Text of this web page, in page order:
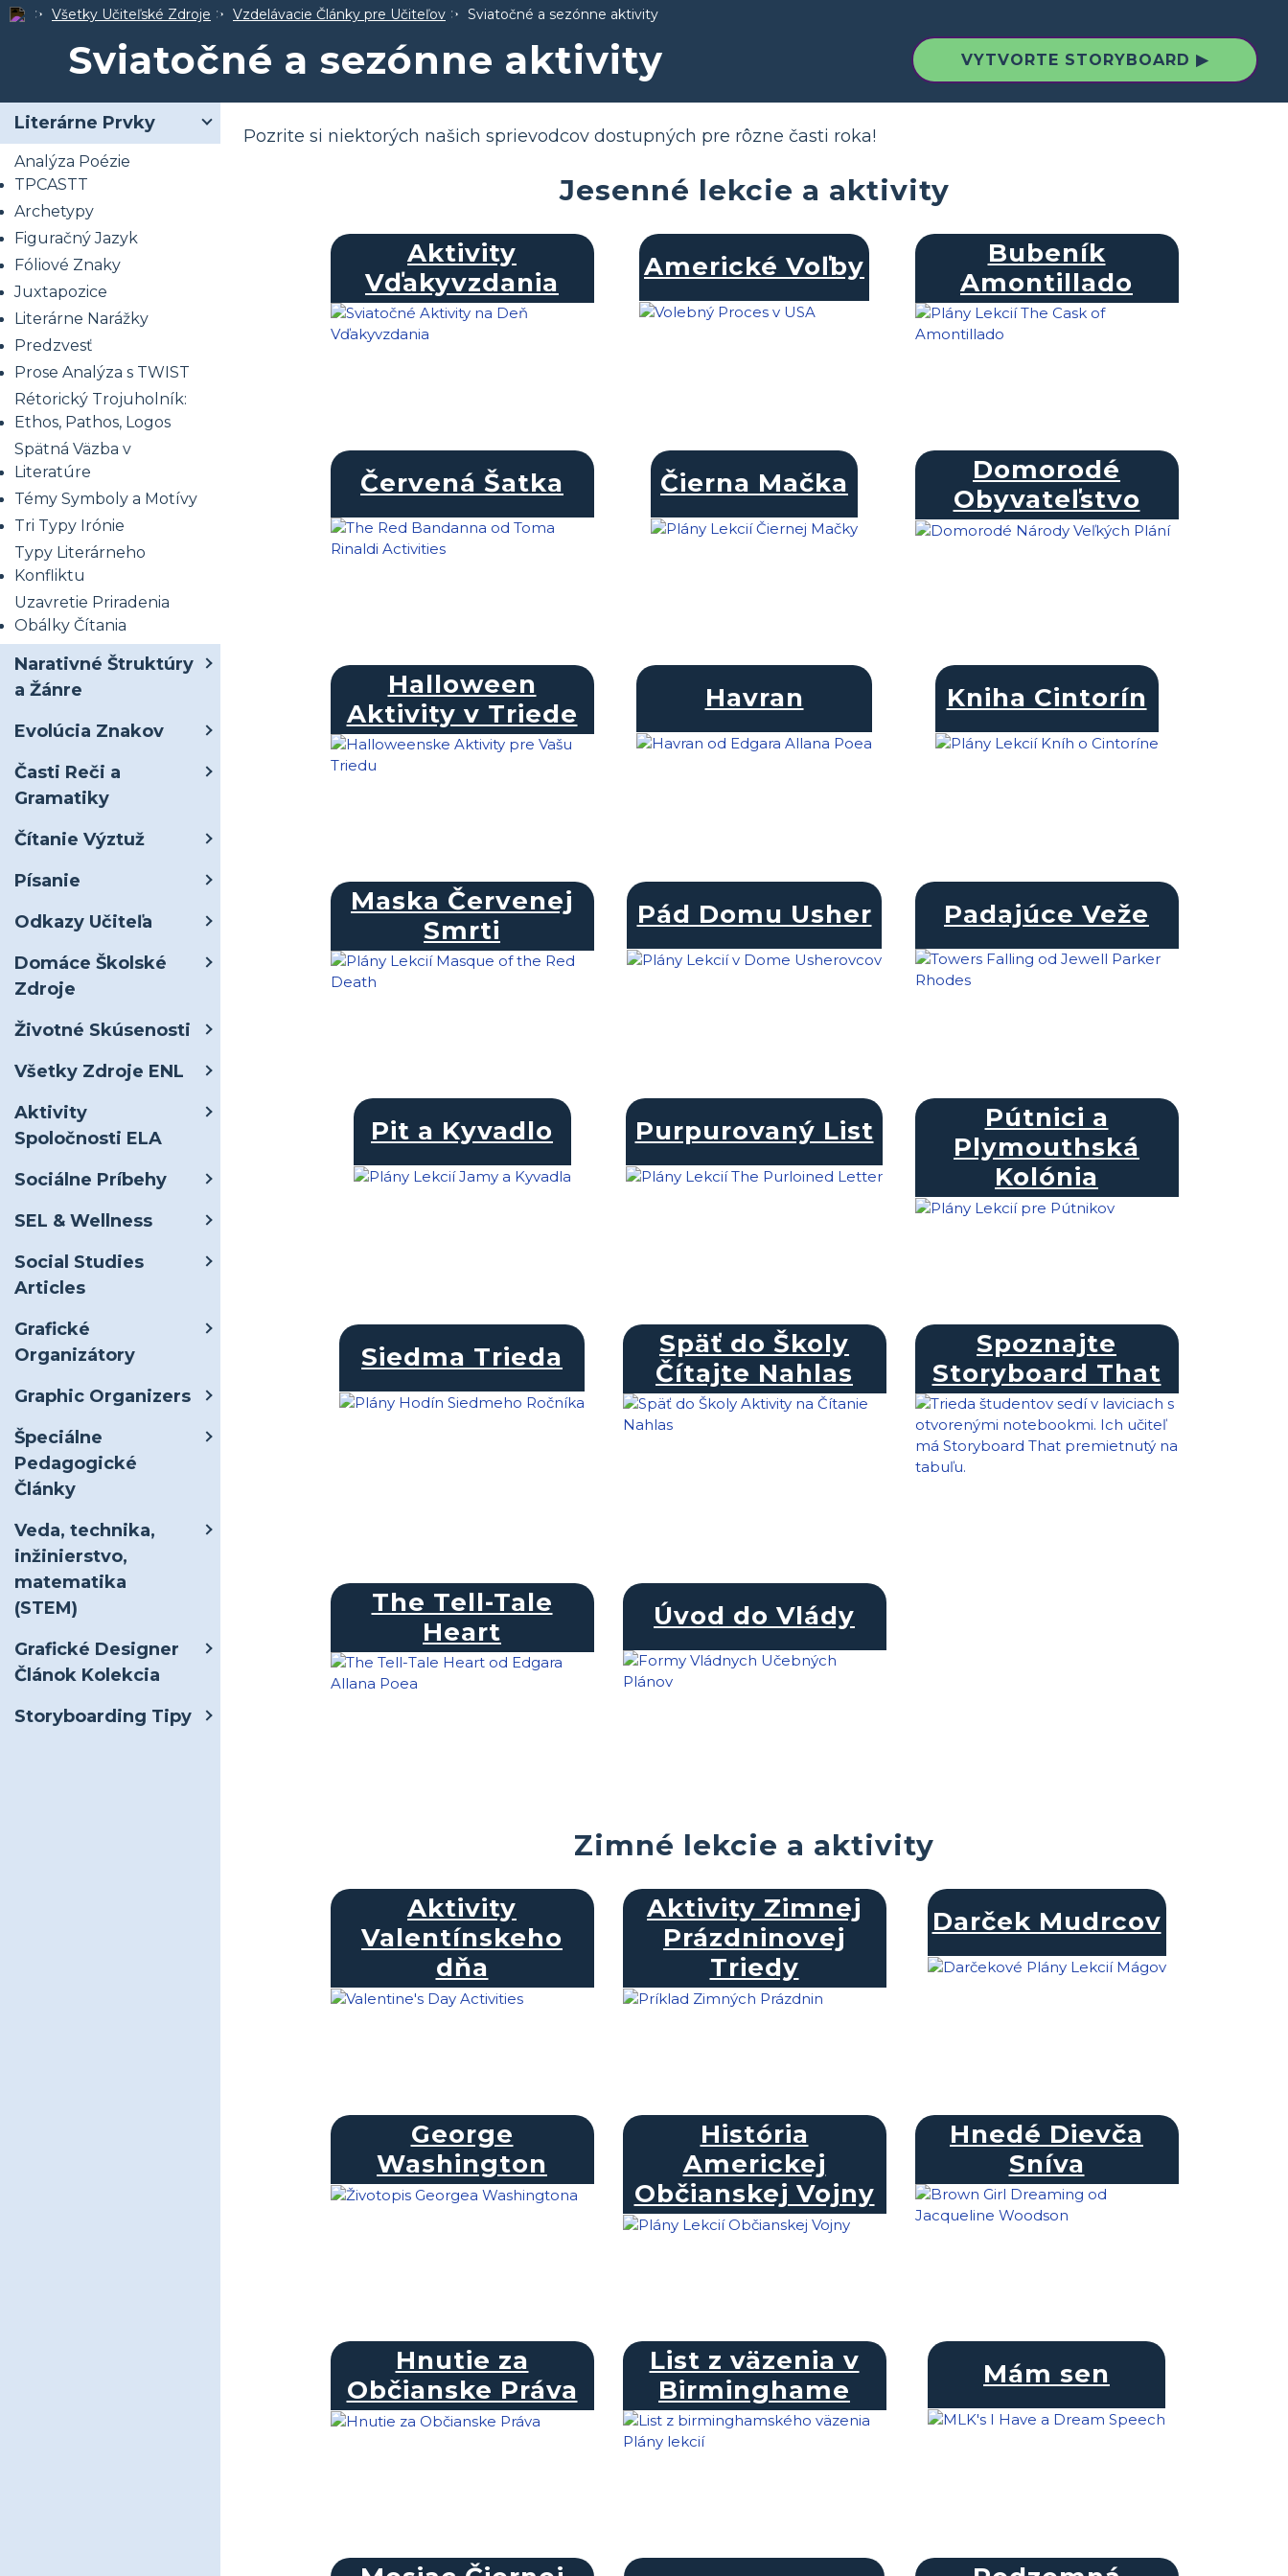
Všetky Učiteľské Zdroje Vzdelávacie Články pre Učiteľov Sviatočné a sezónne aktivity
Sviatočné a sezónne aktivity VYTVORTE STORYBOARD ▶
Literárne Prvky
Analýza Poézie
TPCASTT
Archetypy
Figuračný Jazyk
Fóliové Znaky
Juxtapozice
Literárne Narážky
Predzvesť
Prose Analýza s TWIST
Rétorický Trojuholník:
Ethos, Pathos, Logos
Spätná Väzba v
Literatúre
Témy Symboly a Motívy
Tri Typy Irónie
Typy Literárneho
Konfliktu
Uzavretie Priradenia
Obálky Čítania
Narativné Štruktúry
a Žánre
Evolúcia Znakov
Časti Reči a
Gramatiky
Čítanie Výztuž
Písanie
Odkazy Učiteľa
Domáce Školské
Zdroje
Životné Skúsenosti
Všetky Zdroje ENL
Aktivity
Spoločnosti ELA
Sociálne Príbehy
SEL & Wellness
Social Studies
Articles
Grafické
Organizátory
Graphic Organizers
Špeciálne
Pedagogické
Články
Veda, technika,
inžinierstvo,
matematika
(STEM)
Grafické Designer
Článok Kolekcia
Storyboarding Tipy
Pozrite si niektorých našich sprievodcov dostupných pre rôzne časti roka!
Jesenné lekcie a aktivity
Aktivity
Vďakyvzdania
Americké Voľby
Bubeník
Amontillado
Červená Šatka Čierna Mačka
Domorodé
Obyvateľstvo
Halloween
Aktivity v Triede
Havran Kniha Cintorín
Maska Červenej
Smrti
Pád Domu Usher Padajúce Veže
Pit a Kyvadlo Purpurovaný List
Pútnici a
Plymouthská
Kolónia
Siedma Trieda
Späť do Školy
Čítajte Nahlas
Spoznajte
Storyboard That
The Tell-Tale
Heart
Úvod do Vlády
Zimné lekcie a aktivity
Aktivity
Valentínskeho
dňa
Aktivity Zimnej
Prázdninovej
Triedy
Darček Mudrcov
George
Washington
História
Americkej
Občianskej Vojny
Hnedé Dievča
Sníva
Hnutie za
Občianske Práva
List z väzenia v
Birminghame
Mám sen